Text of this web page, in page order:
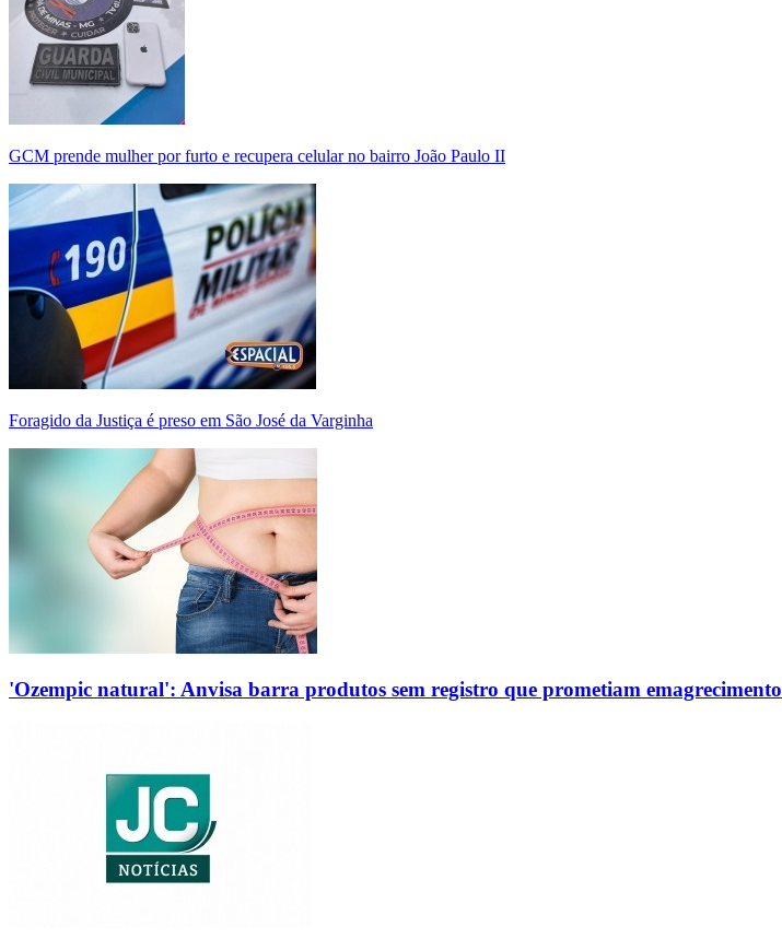
GCM prende mulher por furto e recupera celular no bairro João Paulo II
Foragido da Justiça é preso em São José da Varginha
'Ozempic natural': Anvisa barra produtos sem registro que prometiam emagrecimento